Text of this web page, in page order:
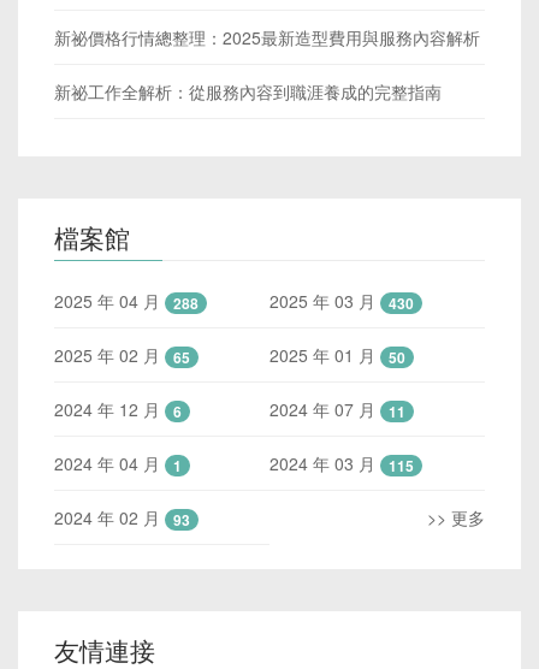
新祕價格行情總整理：2025最新造型費用與服務內容解析
新祕工作全解析：從服務內容到職涯養成的完整指南
檔案館
2025 年 04 月 288 2025 年 03 月 430
2025 年 02 月 65 2025 年 01 月 50
2024 年 12 月 6 2024 年 07 月 11
2024 年 04 月 1 2024 年 03 月 115
2024 年 02 月 93 >> 更多
友情連接